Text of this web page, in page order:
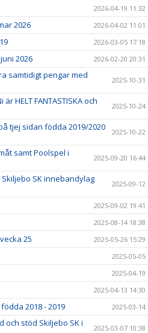
2026-04-19 11:32
2026 2026-04-02 11:01
2026-03-05 17:18
2026 2026-02-20 20:31
samtidigt pengar med
2025-10-31
HELT FANTASTISKA och
2025-10-24
tjej sidan födda 2019/2020
2025-10-22
samt Poolspel i
2025-09-20 16:44
SK innebandylag
2025-09-12
2025-09-02 19:41
2025-08-14 18:38
25 2025-05-26 15:29
2025-05-05
2025-04-19
2025-04-13 14:30
2018 - 2019 2025-03-14
och stöd Skiljebo SK i
2025-03-07 10:38